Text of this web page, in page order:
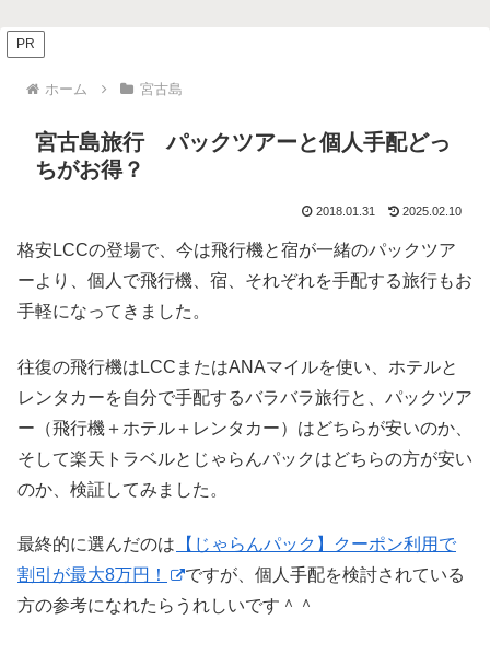
PR
ホーム 宮古島
宮古島旅行 パックツアーと個人手配どっ
ちがお得？
2018.01.31 2025.02.10
格安LCCの登場で、今は飛行機と宿が一緒のパックツア
ーより、個人で飛行機、宿、それぞれを手配する旅行もお
手軽になってきました。
往復の飛行機はLCCまたはANAマイルを使い、ホテルと
レンタカーを自分で手配するバラバラ旅行と、パックツア
ー（飛行機＋ホテル＋レンタカー）はどちらが安いのか、
そして楽天トラベルとじゃらんパックはどちらの方が安い
のか、検証してみました。
最終的に選んだのは
【じゃらんパック】クーポン利用で
割引が最大8万円！
ですが、個人手配を検討されている
方の参考になれたらうれしいです＾＾